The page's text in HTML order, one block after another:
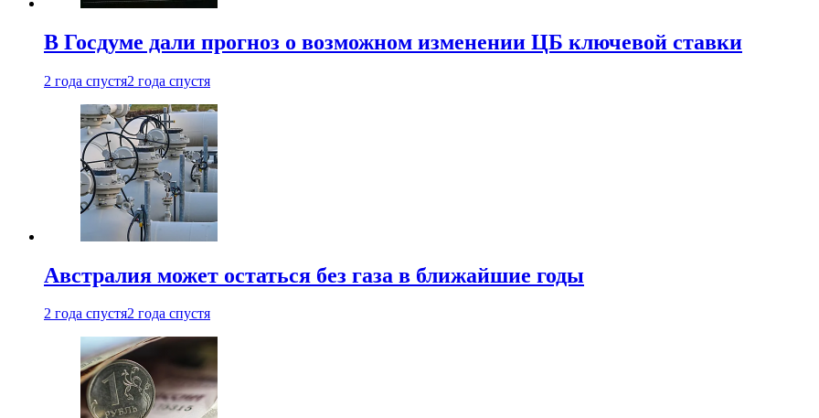
В Госдуме дали прогноз о возможном изменении ЦБ ключевой ставки
2 года спустя2 года спустя
Австралия может остаться без газа в ближайшие годы
2 года спустя2 года спустя